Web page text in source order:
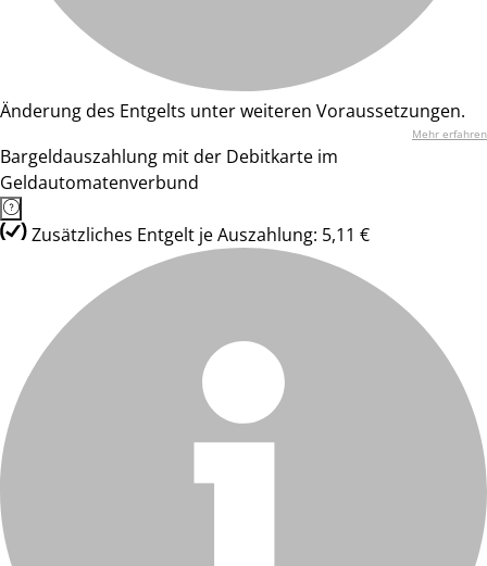
Änderung des Entgelts unter weiteren Voraussetzungen.
Mehr erfahren
Bargeldauszahlung mit der Debitkarte im
Geldautomatenverbund
Zusätzliches Entgelt je Auszahlung: 5,11 €